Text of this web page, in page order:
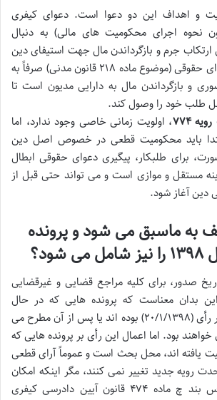
و اهداف این دو دعوا است. دعوای کیفری
ارتکاب جرم و بازگرداندن مالجهت استیفای دین
حقوقی
(موضوع ماده ۲۱۸ قانون مدنی) صرفاً به
و بازگرداندن مال به دارایی مدیون است تا
طلب خود را وصول کند.
۷۷۴
، اولویت زمانی خاصی وجود ندارد، اما
باید محکومیت قطعیدر خصوص اصل دین
برای طلبکار، پیگیری دعوای حقوقی ابطال
مستقل و موازی است و می تواند حتی قبل از
دینآغاز شود.
به ماسبق می شود و پرونده
صدور، برایکلیه مراجع قضایی و غیرقضایی
بدان معناست که پرونده هایی که در حال
رسیدگی در زمان صدور رأی (۲۰/۱/۱۳۹۸) بوده اند یا پس از آن مطرح می
بود. اما اعمال این رأی بر پرونده هایی که
یافته اند، محل بحث است و عموماً آرای قطعی
رویه جدید تغییر نمی کنند، مگر اینکه امکان
بر اساس بند چ ماده ۴۷۴ قانون آیین دادرسی کیفری